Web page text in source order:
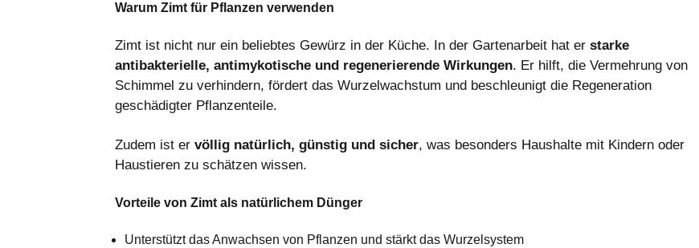
Warum Zimt für Pflanzen verwenden
Zimt ist nicht nur ein beliebtes Gewürz in der Küche. In der Gartenarbeit hat er starke
antibakterielle, antimykotische und regenerierende Wirkungen. Er hilft, die Vermehrung von
Schimmel zu verhindern, fördert das Wurzelwachstum und beschleunigt die Regeneration
geschädigter Pflanzenteile.
Zudem ist er völlig natürlich, günstig und sicher, was besonders Haushalte mit Kindern oder
Haustieren zu schätzen wissen.
Vorteile von Zimt als natürlichem Dünger
Unterstützt das Anwachsen von Pflanzen und stärkt das Wurzelsystem